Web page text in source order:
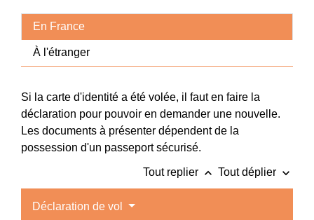
En France
À l'étranger
Si la carte d'identité a été volée, il faut en faire la
déclaration pour pouvoir en demander une nouvelle.
Les documents à présenter dépendent de la
possession d'un passeport sécurisé.
Tout replier keyboard_arrow_up Tout déplier keyboard_arrow_down
Déclaration de vol